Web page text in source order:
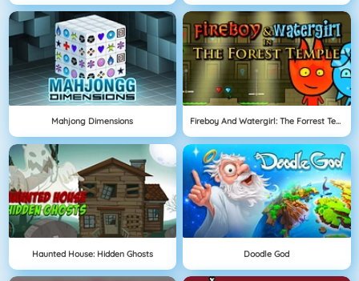
Mahjong Dimensions Fireboy And Watergirl: The Forrest Temple
Haunted House: Hidden Ghosts Doodle God